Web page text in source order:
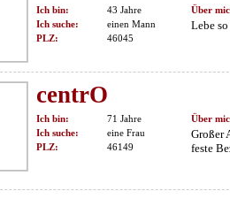
Ich bin:
43 Jahre
Ich suche:
einen Mann
PLZ:
46045
Über
Lebe
centrO
Ich bin:
71 Jahre
Ich suche:
eine Frau
PLZ:
46149
Über
Großer
feste